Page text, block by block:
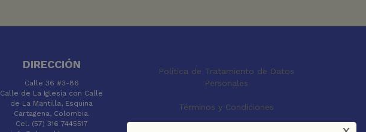
DIRECCIÓN
Calle 36 #3-86
Calle de La Iglesia con Calle
de La Mantilla, Esquina
Cartagena, Colombia.
Cel. (57) 316 7445517
Política de Tratamiento de Datos
Personales
Términos y Condiciones